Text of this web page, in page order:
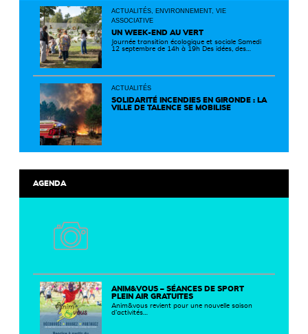
ACTUALITÉS, ENVIRONNEMENT, VIE
ASSOCIATIVE
UN WEEK-END AU VERT
Journée transition écologique et sociale Samedi
12 septembre de 14h à 19h Des idées, des
un territoire plus durable et solidaire.
ACTUALITÉS
SOLIDARITÉ INCENDIES EN GIRONDE : LA
VILLE DE TALENCE SE MOBILISE
AGENDA
ANIM&VOUS – SÉANCES DE SPORT
PLEIN AIR GRATUITES
Anim&vous revient pour une nouvelle saison
d’activités…